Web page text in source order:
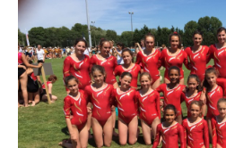
Bien-
Être
–
–